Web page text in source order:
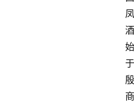
凤
酒
始
于
殷
商